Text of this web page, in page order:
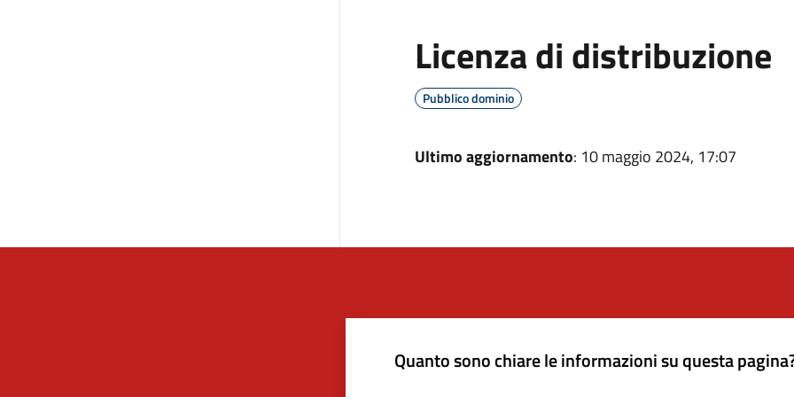
Licenza di distribuzione
Pubblico dominio
Ultimo aggiornamento: 10 maggio 2024, 17:07
Quanto sono chiare le informazioni su questa